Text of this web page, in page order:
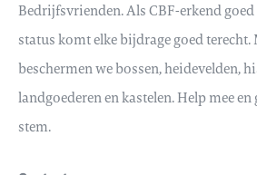
Bedrijfsvrienden. Als CBF-erkend
status komt elke bijdrage goed
beschermen we bossen, heidevelden,
landgoederen en kastelen. Help mee en
stem.